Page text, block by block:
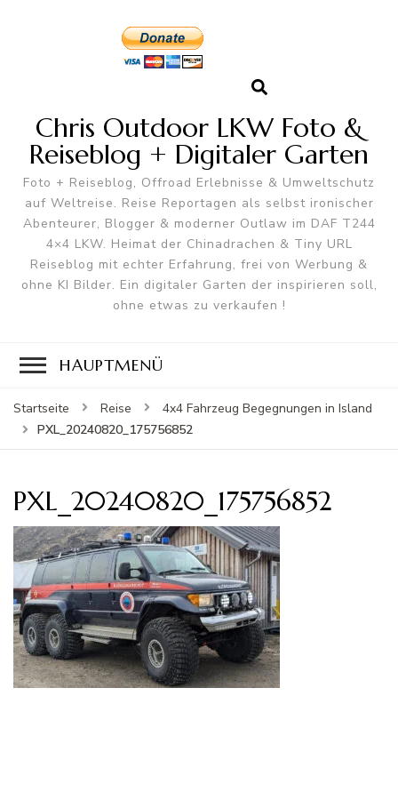
Chris Outdoor LKW Foto &
Reiseblog + Digitaler Garten
Foto + Reiseblog, Offroad Erlebnisse & Umweltschutz
auf Weltreise. Reise Reportagen als selbst ironischer
Abenteurer, Blogger & moderner Outlaw im DAF T244
4×4 LKW. Heimat der Chinadrachen & Tiny URL
Reiseblog mit echter Erfahrung, frei von Werbung &
ohne KI Bilder. Ein digitaler Garten der inspirieren soll,
ohne etwas zu verkaufen !
HAUPTMENÜ
Startseite Reise
4x4 Fahrzeug Begegnungen in Island
PXL_20240820_175756852
PXL_20240820_175756852